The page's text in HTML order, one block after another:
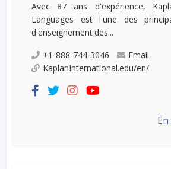
Avec 87 ans d'expérience,
Languages est l'une des
d'enseignement des...
+1-888-744-3046
Email
KaplanInternational.edu/en/